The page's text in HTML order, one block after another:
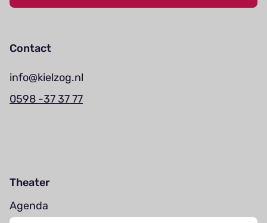
Contact
info@kielzog.nl
0598 -37 37 77
Theater
Agenda